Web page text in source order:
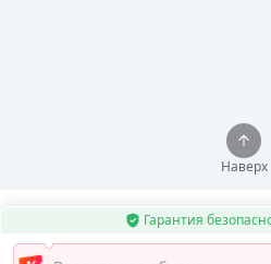
Гарантия
Наверх